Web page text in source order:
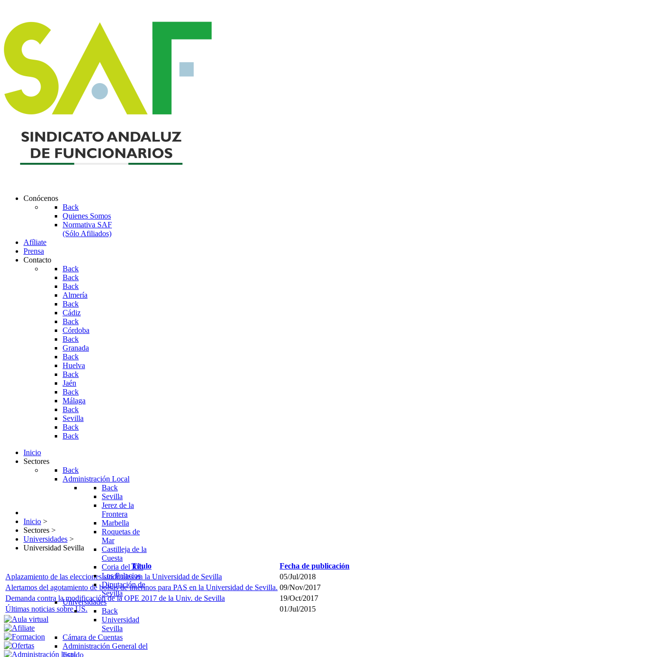
Conócenos
Back
Quienes Somos
Normativa SAF
(Sólo Afiliados)
Afíliate
Prensa
Contacto
Back
Back
Back
Almería
Back
Cádiz
Back
Córdoba
Back
Granada
Back
Huelva
Back
Jaén
Back
Málaga
Back
Sevilla
Back
Back
Inicio
Sectores
Back
Administración Local
Back
Sevilla
Jerez de la
Frontera
Marbella
Roquetas de
Mar
Castilleja de la
Cuesta
Coria del Río
Los Palacios
Diputación de
Sevilla
Universidades
Back
Universidad
Sevilla
Cámara de Cuentas
Administración General del
Estado
Inicio >
Sectores >
Universidades >
Universidad Sevilla
Título
Fecha de publicación
Aplazamiento de las elecciones sindicales en la Universidad de Sevilla
05/Jul/2018
Alertamos del agotamiento de bolsas de interinos para PAS en la Universidad de Sevilla. 09/Nov/2017
Demanda contra la modificación de la OPE 2017 de la Univ. de Sevilla
19/Oct/2017
Últimas noticias sobre US.
01/Jul/2015